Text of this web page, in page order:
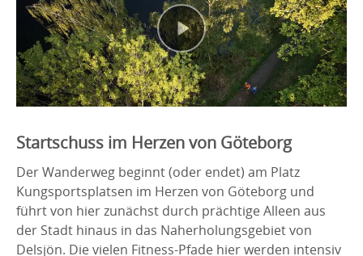
Startschuss im Herzen von Göteborg
Der Wanderweg beginnt (oder endet) am Platz
Kungsportsplatsen im Herzen von Göteborg und
führt von hier zunächst durch prächtige Alleen aus
der Stadt hinaus in das Naherholungsgebiet von
Delsjön. Die vielen Fitness-Pfade hier werden intensiv